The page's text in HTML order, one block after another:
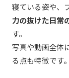
寝ている姿や、
力の抜けた日常
す。
写真や動画全体
る点も特徴です。